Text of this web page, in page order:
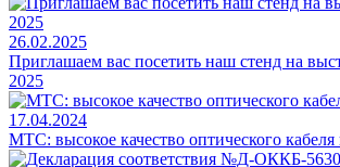
26.02.2025
Приглашаем вас посетить наш стенд на
2025
17.04.2024
МТС: высокое качество оптического